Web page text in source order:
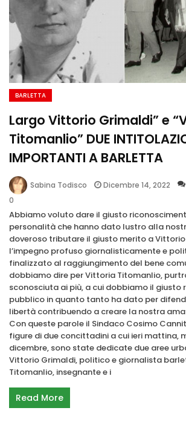
BARLETTA
Largo Vittorio Grimaldi” e
Titomanlio” DUE
IMPORTANTI A BARLETTA
Sabina Todisco Dicembre 14, 2022
0
Abbiamo voluto dare il giusto
personalità che hanno dato lustro alla
doveroso tributare il giusto merito a
l’impegno profuso giornalisticamente e
finalizzato al raggiungimento del bene
dobbiamo dire per Vittoria Titomanlio,
sconosciuta ai più, a cui dobbiamo il giusto
pubblico in quanto tanto ha dato per
libertà contribuendo a creare la nostra
Con queste parole il Sindaco Cosimo
figure di due concittadini a cui ieri mattina,
dicembre, sono state dedicate due aree
Vittorio Grimaldi, politico e giornalista
Titomanlio, insegnante e i
Read More